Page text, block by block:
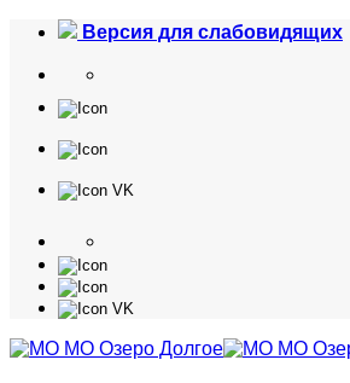
Skip
content
Версия для слабовидящих